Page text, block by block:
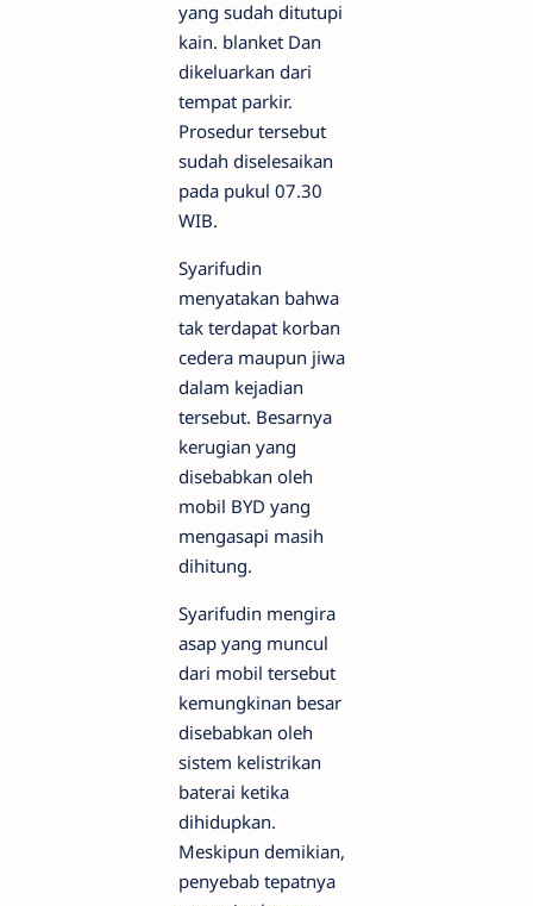
yang sudah ditutupi
kain. blanket Dan
dikeluarkan dari
tempat parkir.
Prosedur tersebut
sudah diselesaikan
pada pukul 07.30
WIB.
Syarifudin
menyatakan bahwa
tak terdapat korban
cedera maupun jiwa
dalam kejadian
tersebut. Besarnya
kerugian yang
disebabkan oleh
mobil BYD yang
mengasapi masih
dihitung.
Syarifudin mengira
asap yang muncul
dari mobil tersebut
kemungkinan besar
disebabkan oleh
sistem kelistrikan
baterai ketika
dihidupkan.
Meskipun demikian,
penyebab tepatnya